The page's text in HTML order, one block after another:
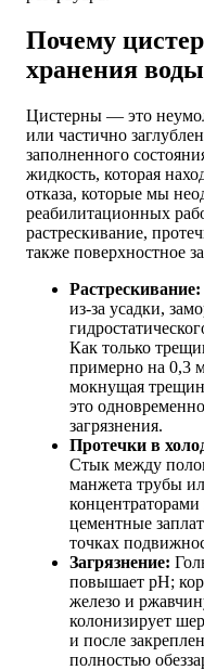
Почему
хранения
Цистерны — это
или частично
заполненного
жидкость, которая
отказа, которые мы
реабилитационных
растрескивание,
также поверхностное
Растрескивание:
из-за усадки,
Как только
примерно на 0,3
мокнущая
это
загрязнения.
Протечки в
Стык между
манжета трубы
цементные
точках
Загрязнение:
повышает pH;
железо и
колонизирует
и после
полностью